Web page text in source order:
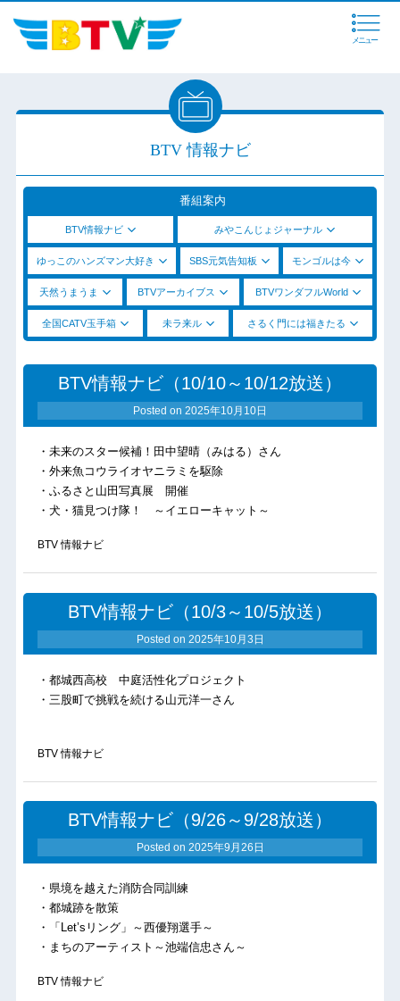
メニュー
BTV 情報ナビ
番組案内
BTV情報ナビ みやこんじょジャーナル
ゆっこのハンズマン大好き SBS元気告知板 モンゴルは今
天然うまうま BTVアーカイブス BTVワンダフルWorld
全国CATV玉手箱 未ラ来ル さるく門には福きたる
BTV情報ナビ（10/10～10/12放送）
Posted on 2025年10月10日
・未来のスター候補！田中望晴（みはる）さん
・外来魚コウライオヤニラミを駆除
・ふるさと山田写真展 開催
・犬・猫見つけ隊！ ～イエローキャット～
BTV 情報ナビ
BTV情報ナビ（10/3～10/5放送）
Posted on 2025年10月3日
・都城西高校 中庭活性化プロジェクト
・三股町で挑戦を続ける山元洋一さん
BTV 情報ナビ
BTV情報ナビ（9/26～9/28放送）
Posted on 2025年9月26日
・県境を越えた消防合同訓練
・都城跡を散策
・「Let’sリング」～西優翔選手～
・まちのアーティスト～池端信忠さん～
BTV 情報ナビ